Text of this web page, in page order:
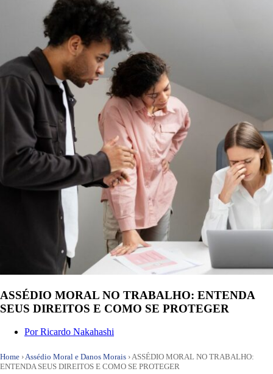
ASSÉDIO MORAL NO TRABALHO: ENTENDA
SEUS DIREITOS E COMO SE PROTEGER
PorRicardo Nakahashi
Home ›Assédio Moral e Danos Morais ›ASSÉDIO MORAL NO TRABALHO:
ENTENDA SEUS DIREITOS E COMO SE PROTEGER